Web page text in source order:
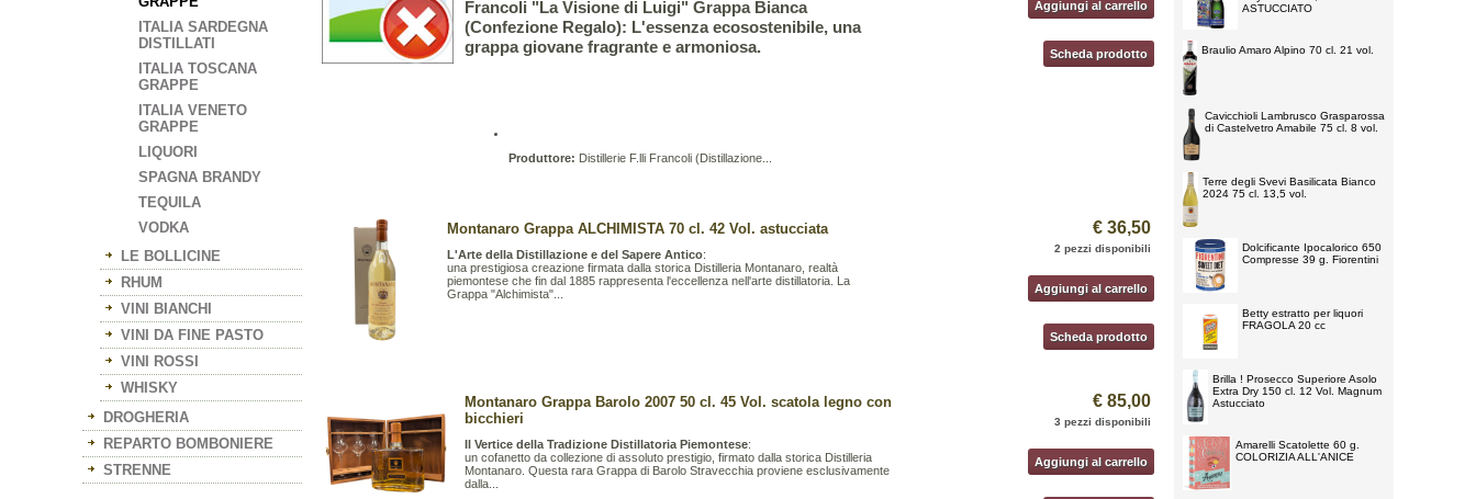
ITALIA SARDEGNA
DISTILLATI
ITALIA TOSCANA
GRAPPE
ITALIA VENETO
GRAPPE
LIQUORI
SPAGNA BRANDY
TEQUILA
VODKA
LE BOLLICINE
RHUM
VINI BIANCHI
VINI DA FINE PASTO
VINI ROSSI
WHISKY
DROGHERIA
REPARTO BOMBONIERE
STRENNE
Francoli "La Visione di Luigi" Grappa Bianca
(Confezione Regalo): L'essenza ecosostenibile, una
grappa giovane fragrante e armoniosa.
Produttore: Distillerie F.lli Francoli (Distillazione...
Aggiungi al carrello
Scheda prodotto
Montanaro Grappa ALCHIMISTA 70 cl. 42 Vol. astucciata
L'Arte della Distillazione e del Sapere Antico:
una prestigiosa creazione firmata dalla storica Distilleria Montanaro, realtà
piemontese che fin dal 1885 rappresenta l'eccellenza nell'arte distillatoria. La
Grappa "Alchimista"...
€ 36,50
2 pezzi disponibili
Aggiungi al carrello
Scheda prodotto
Montanaro Grappa Barolo 2007 50 cl. 45 Vol. scatola legno con
bicchieri
Il Vertice della Tradizione Distillatoria Piemontese:
un cofanetto da collezione di assoluto prestigio, firmato dalla storica Distilleria
Montanaro. Questa rara Grappa di Barolo Stravecchia proviene esclusivamente
dalla...
€ 85,00
3 pezzi disponibili
Aggiungi al carrello
ASTUCCIATO
Braulio Amaro Alpino 70 cl. 21 vol.
Cavicchioli Lambrusco Grasparossa
di Castelvetro Amabile 75 cl. 8 vol.
Terre degli Svevi Basilicata Bianco
2024 75 cl. 13,5 vol.
Dolcificante Ipocalorico 650
Compresse 39 g. Fiorentini
Betty estratto per liquori
FRAGOLA 20 cc
Brilla ! Prosecco Superiore Asolo
Extra Dry 150 cl. 12 Vol. Magnum
Astucciato
Amarelli Scatolette 60 g.
COLORIZIA ALL'ANICE